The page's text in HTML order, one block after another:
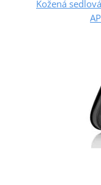
Kožená